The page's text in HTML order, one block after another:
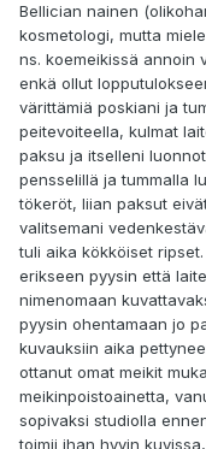
Bellician nainen
kosmetologi, mutta
ns. koemeikissä annoin
enkä ollut
värittämiä poskiani ja
peitevoiteella, kulmat
paksu ja itselleni
pensselillä ja tummalla
tökeröt, liian paksut
valitsemani
tuli aika kökköiset
erikseen pyysin että
nimenomaan
pyysin ohentamaan jo
kuvauksiin aika
ottanut omat meikit
meikinpoistoainetta,
sopivaksi studiolla
toimii ihan hyvin